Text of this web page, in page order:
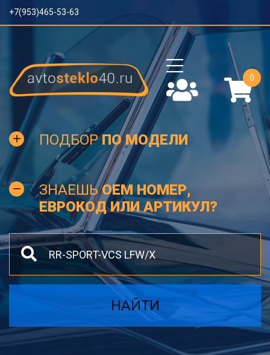
+7(953)465-53-63
0
ПОДБОРПО МОДЕЛИ
ЗНАЕШЬOEM НОМЕР,
ЕВРОКОД ИЛИ АРТИКУЛ?
НАЙТИ